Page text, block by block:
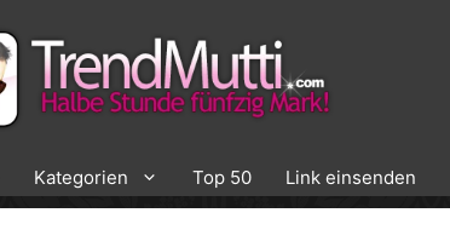
Kategorien Top 50 Link einsenden